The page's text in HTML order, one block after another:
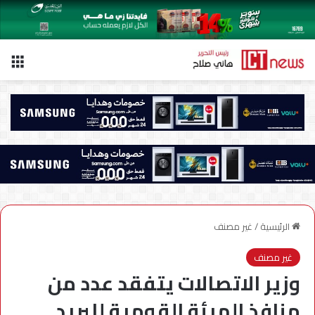
الرئيسية/غير مصنف
غير مصنف
وزير الاتصالات يتفقد عدد من